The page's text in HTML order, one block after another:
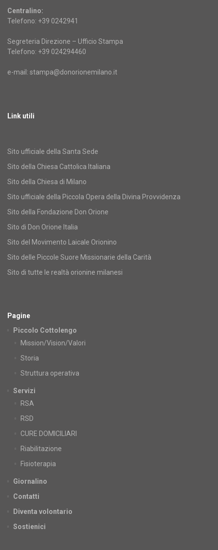
Centralino:
Telefono: +39 0242941
Segreteria Direzione – Ufficio Stampa
Telefono: +39 024294460
e-mail: stampa@donorionemilano.it
Link utili
Sito ufficiale della Santa Sede
Sito della Chiesa Cattolica Italiana
Sito della Chiesa di Milano
Sito ufficiale della Piccola Opera della Divina Provvidenza
Sito della Fondazione Don Orione
Sito di Don Orione Italia
Sito del Movimento Laicale Orionino
Sito delle Piccole Suore Missionarie della Carità
Sito di tutte le realtà orionine milanesi
Pagine
Piccolo Cottolengo
Mission/Vision/Valori
Storia
Struttura operativa
Servizi
RSA
RSD
CURE DOMICILIARI
Riabilitazione
Fisioterapia
Giornalino
Contatti
Diventa volontario
Sostienici